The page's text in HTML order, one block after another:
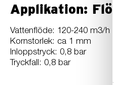
Applikation:
Vattenflöde: 120-240 m3/h
Kornstorlek: ca 1 mm
Inloppstryck: 0,8 bar
Tryckfall: 0,8 bar